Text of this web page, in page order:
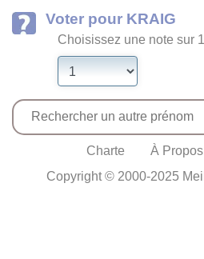
Voter pour KRAIG
Choisissez une note sur
Charte À Propos
Copyright © 2000-2025